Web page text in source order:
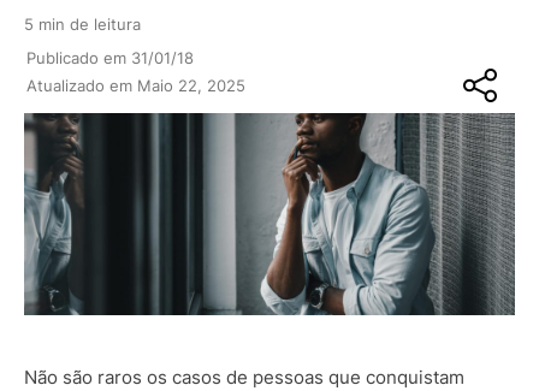
5 min de leitura
Publicado em 31/01/18
Atualizado em Maio 22, 2025
Não são raros os casos de pessoas que conquistam